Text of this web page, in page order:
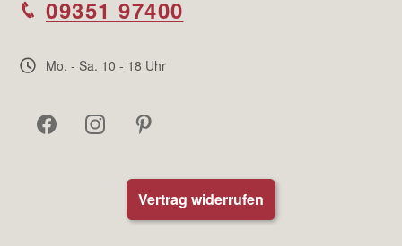
09351 97400
Mo. - Sa. 10 - 18 Uhr
Vertrag widerrufen